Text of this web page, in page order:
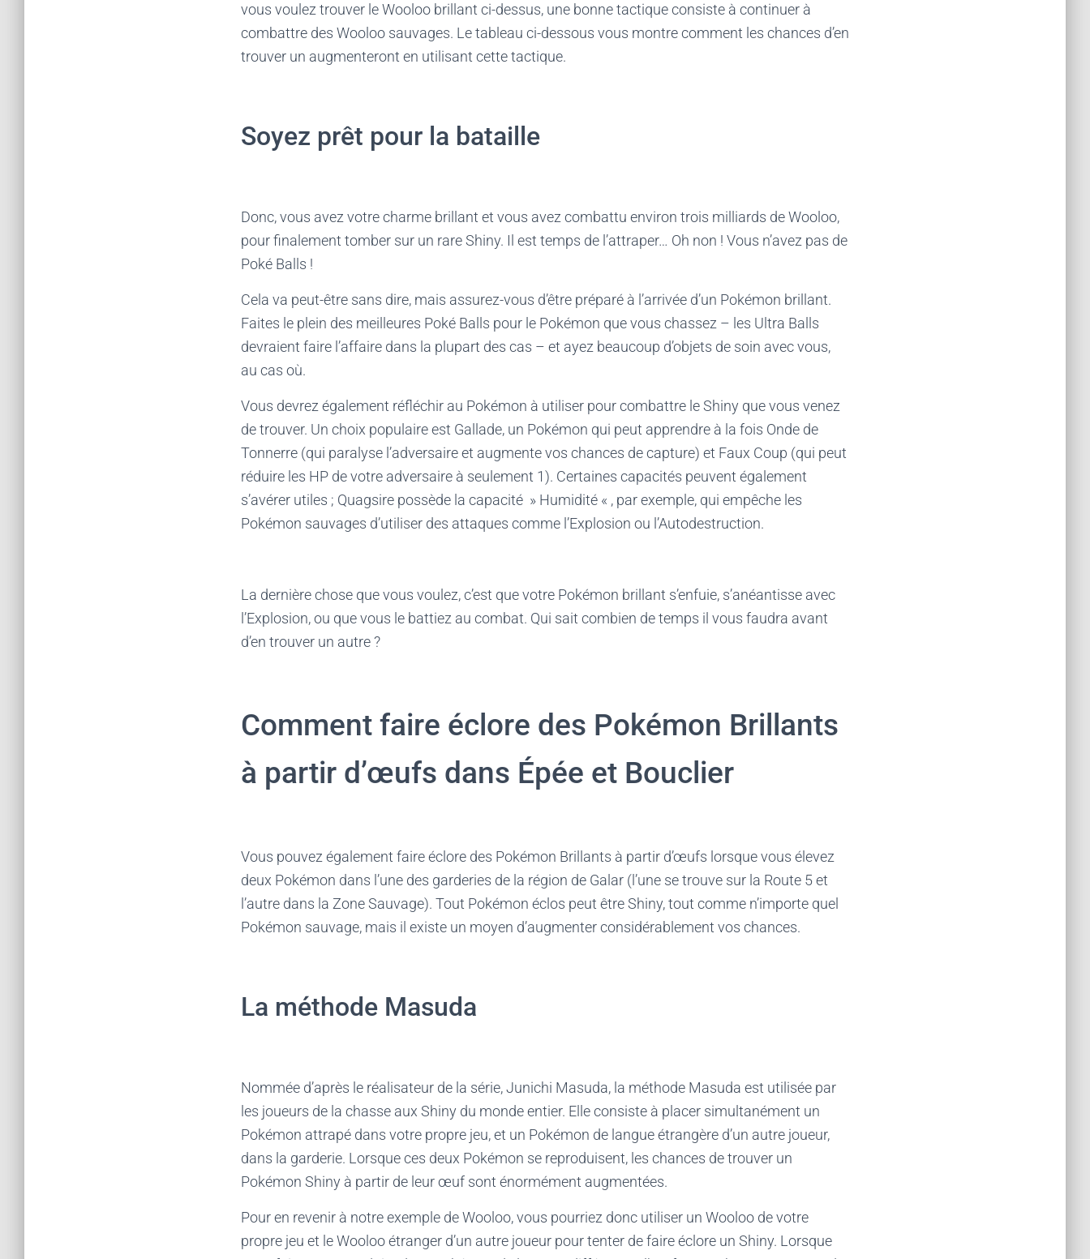
vous voulez trouver le Wooloo brillant ci-dessus, une bonne tactique consiste à continuer à
combattre des Wooloo sauvages. Le tableau ci-dessous vous montre comment les chances d’en
trouver un augmenteront en utilisant cette tactique.
Soyez prêt pour la bataille
Donc, vous avez votre charme brillant et vous avez combattu environ trois milliards de Wooloo,
pour finalement tomber sur un rare Shiny. Il est temps de l’attraper… Oh non ! Vous n’avez pas de
Poké Balls !
Cela va peut-être sans dire, mais assurez-vous d’être préparé à l’arrivée d’un Pokémon brillant.
Faites le plein des meilleures Poké Balls pour le Pokémon que vous chassez – les Ultra Balls
devraient faire l’affaire dans la plupart des cas – et ayez beaucoup d’objets de soin avec vous,
au cas où.
Vous devrez également réfléchir au Pokémon à utiliser pour combattre le Shiny que vous venez
de trouver. Un choix populaire est Gallade, un Pokémon qui peut apprendre à la fois Onde de
Tonnerre (qui paralyse l’adversaire et augmente vos chances de capture) et Faux Coup (qui peut
réduire les HP de votre adversaire à seulement 1). Certaines capacités peuvent également
s’avérer utiles ; Quagsire possède la capacité » Humidité « , par exemple, qui empêche les
Pokémon sauvages d’utiliser des attaques comme l’Explosion ou l’Autodestruction.
La dernière chose que vous voulez, c’est que votre Pokémon brillant s’enfuie, s’anéantisse avec
l’Explosion, ou que vous le battiez au combat. Qui sait combien de temps il vous faudra avant
d’en trouver un autre ?
Comment faire éclore des Pokémon Brillants
à partir d’œufs dans Épée et Bouclier
Vous pouvez également faire éclore des Pokémon Brillants à partir d’œufs lorsque vous élevez
deux Pokémon dans l’une des garderies de la région de Galar (l’une se trouve sur la Route 5 et
l’autre dans la Zone Sauvage). Tout Pokémon éclos peut être Shiny, tout comme n’importe quel
Pokémon sauvage, mais il existe un moyen d’augmenter considérablement vos chances.
La méthode Masuda
Nommée d’après le réalisateur de la série, Junichi Masuda, la méthode Masuda est utilisée par
les joueurs de la chasse aux Shiny du monde entier. Elle consiste à placer simultanément un
Pokémon attrapé dans votre propre jeu, et un Pokémon de langue étrangère d’un autre joueur,
dans la garderie. Lorsque ces deux Pokémon se reproduisent, les chances de trouver un
Pokémon Shiny à partir de leur œuf sont énormément augmentées.
Pour en revenir à notre exemple de Wooloo, vous pourriez donc utiliser un Wooloo de votre
propre jeu et le Wooloo étranger d’un autre joueur pour tenter de faire éclore un Shiny. Lorsque